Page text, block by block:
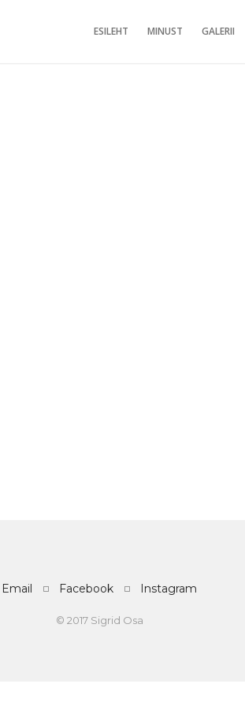
ESILEHT MINUST GALERII
Email Facebook Instagram
© 2017 Sigrid Osa